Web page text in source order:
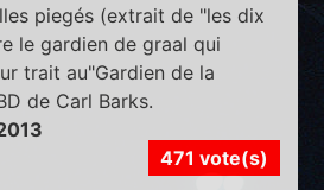
piegés (extrait de "les dix
le gardien de graal qui
trait au"Gardien de la
de Carl Barks.
471 vote(s)